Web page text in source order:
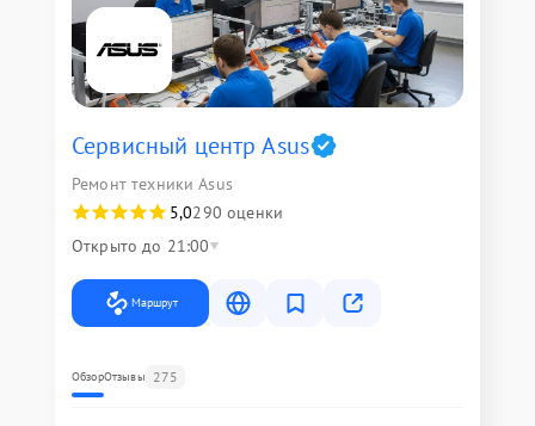
Сервисный центр Asus
Ремонт техники Asus
5,0290 оценки
Открыто до 21:00
Маршрут
ОбзорОтзывы 275